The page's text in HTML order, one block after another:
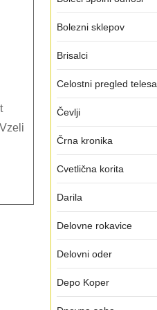
Bolezni sklepov
Brisalci
Celostni pregled telesa
Čevlji
Črna kronika
Cvetlična korita
Darila
Delovne rokavice
Delovni oder
Depo Koper